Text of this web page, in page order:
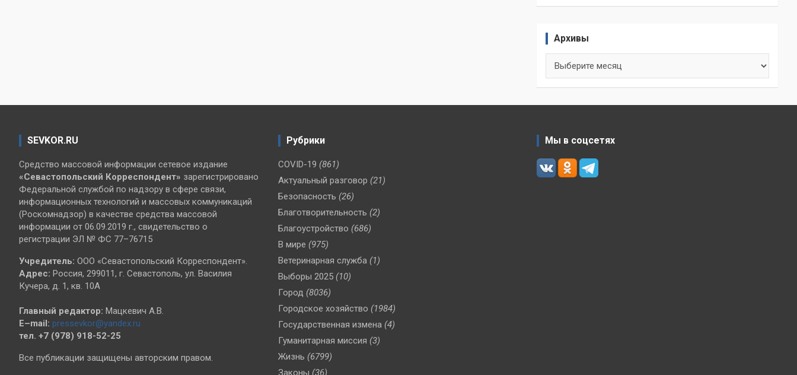
Архивы
SEVKOR.RU
Средство массовой информации сетевое издание
«Севастопольский Корреспондент» зарегистрировано
Федеральной службой по надзору в сфере связи,
информационных технологий и массовых коммуникаций
(Роскомнадзор) в качестве средства массовой
информации от 06.09.2019 г., свидетельство о
регистрации ЭЛ № ФС 77–76715
Учредитель: ООО «Севастопольский Корреспондент».
Адрес: Россия, 299011, г. Севастополь, ул. Василия
Кучера, д. 1, кв. 10А
Главный редактор: Мацкевич А.В.
E–mail: pressevkor@yandex.ru
тел. +7 (978) 918-52-25
Все публикации защищены авторским правом.
Рубрики
COVID-19 (861)
Актуальный разговор (21)
Безопасность (26)
Благотворительность (2)
Благоустройство (686)
В мире (975)
Ветеринарная служба (1)
Выборы 2025 (10)
Город (8036)
Городское хозяйство (1984)
Государственная измена (4)
Гуманитарная миссия (3)
Жизнь (6799)
Законы (36)
Мы в соцсетях